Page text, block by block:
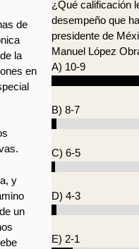
de
la
en
y
un
¿Qué calificación
desempeño que
presidente de
Manuel López
A) 10-9
B) 8-7
C) 6-5
D) 4-3
E) 2-1